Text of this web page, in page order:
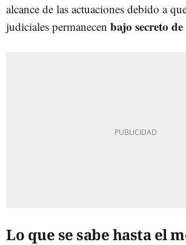
alcance de las actuaciones debido a
judiciales permanecen bajo secreto
Lo que se sabe hasta el